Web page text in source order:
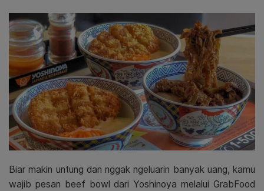
Biar makin untung dan nggak ngeluarin banyak uang, kamu
wajib pesan beef bowl dari Yoshinoya melalui GrabFood